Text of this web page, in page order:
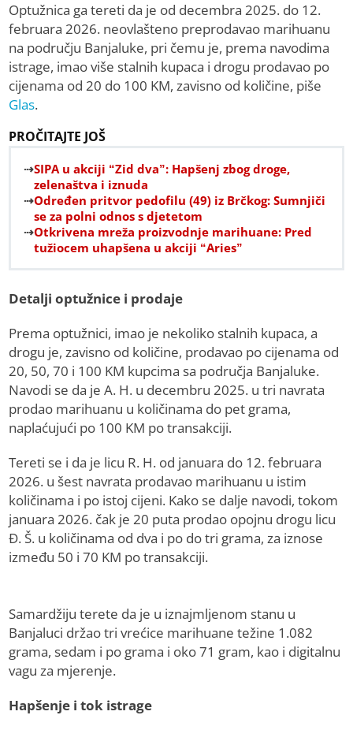
Optužnica ga tereti da je od decembra 2025. do 12.
februara 2026. neovlašteno preprodavao marihuanu
na području Banjaluke, pri čemu je, prema navodima
istrage, imao više stalnih kupaca i drogu prodavao po
cijenama od 20 do 100 KM, zavisno od količine, piše
Glas.
PROČITAJTE JOŠ
SIPA u akciji “Zid dva”: Hapšenj zbog droge,
zelenaštva i iznuda
Određen pritvor pedofilu (49) iz Brčkog: Sumnjiči
se za polni odnos s djetetom
Otkrivena mreža proizvodnje marihuane: Pred
tužiocem uhapšena u akciji “Aries”
Detalji optužnice i prodaje
Prema optužnici, imao je nekoliko stalnih kupaca, a
drogu je, zavisno od količine, prodavao po cijenama od
20, 50, 70 i 100 KM kupcima sa područja Banjaluke.
Navodi se da je A. H. u decembru 2025. u tri navrata
prodao marihuanu u količinama do pet grama,
naplaćujući po 100 KM po transakciji.
Tereti se i da je licu R. H. od januara do 12. februara
2026. u šest navrata prodavao marihuanu u istim
količinama i po istoj cijeni. Kako se dalje navodi, tokom
januara 2026. čak je 20 puta prodao opojnu drogu licu
Đ. Š. u količinama od dva i po do tri grama, za iznose
između 50 i 70 KM po transakciji.
Samardžiju terete da je u iznajmljenom stanu u
Banjaluci držao tri vrećice marihuane težine 1.082
grama, sedam i po grama i oko 71 gram, kao i digitalnu
vagu za mjerenje.
Hapšenje i tok istrage